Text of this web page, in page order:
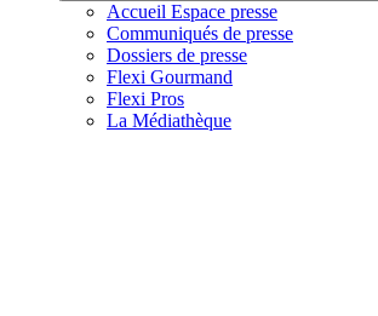
Accueil Espace presse
Communiqués de presse
Dossiers de presse
Flexi Gourmand
Flexi Pros
La Médiathèque